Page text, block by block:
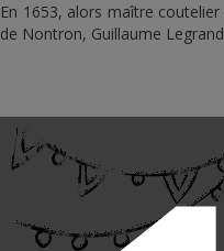
En 1653, alors maître
de Nontron, Guillaume